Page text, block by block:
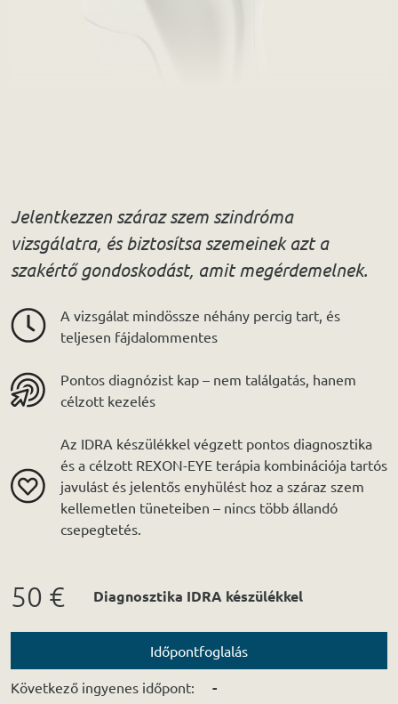
Jelentkezzen száraz szem szindróma
vizsgálatra, és biztosítsa szemeinek azt a
szakértő gondoskodást, amit megérdemelnek.
A vizsgálat mindössze néhány percig tart, és
teljesen fájdalommentes
Pontos diagnózist kap – nem találgatás, hanem
célzott kezelés
Az IDRA készülékkel végzett pontos diagnosztika
és a célzott REXON-EYE terápia kombinációja tartós
javulást és jelentős enyhülést hoz a száraz szem
kellemetlen tüneteiben – nincs több állandó
csepegtetés.
50 € Diagnosztika IDRA készülékkel
Időpontfoglalás
Következő ingyenes időpont: -